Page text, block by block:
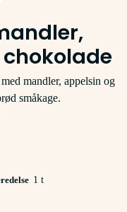
mandler, appelsin og
småkage.
1 time
t